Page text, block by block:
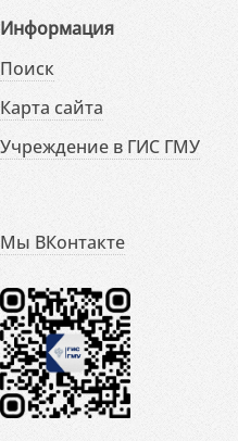
Информация
Поиск
Карта сайта
Учреждение в ГИС ГМУ
Мы ВКонтакте